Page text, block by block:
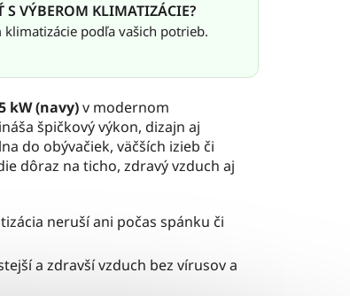
S VÝBEROM KLIMATIZÁCIE?
podľa vašich potrieb.
kW (navy)v modernom
špičkový výkon, dizajn aj
do obývačiek, väčších izieb či
dôraz na ticho, zdravý vzduch aj
neruší ani počas spánku či
a zdravší vzduch bez vírusov a